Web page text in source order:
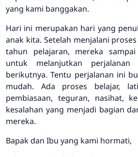
yang kami banggakan.
Hari ini merupakan hari yang
anak kita. Setelah menjalani
tahun pelajaran, mereka
untuk melanjutkan
berikutnya. Tentu perjalanan ini
mudah. Ada proses belajar,
pembiasaan, teguran, nasihat,
kesalahan yang menjadi bagian
mereka.
Bapak dan Ibu yang kami hormati,